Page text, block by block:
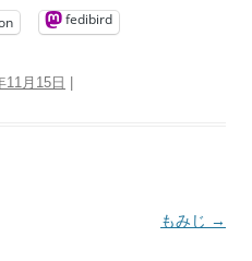
fedibird
11月15日 |
もみじ →